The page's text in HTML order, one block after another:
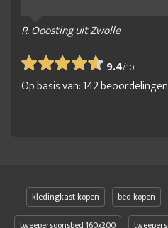
R. Ooosting uit Zwolle
9.4/10
Op basis van:142
kledingkast kopen bed kopen
tweepersoonsbed 160x200